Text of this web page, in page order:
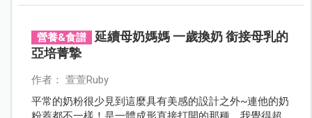
營養&食譜
延續母奶媽媽 一歲換奶 銜接母乳的
亞培菁摯
作者： 萱萱Ruby
平常的奶粉很少見到這麼具有美感的設計之外~連他的奶